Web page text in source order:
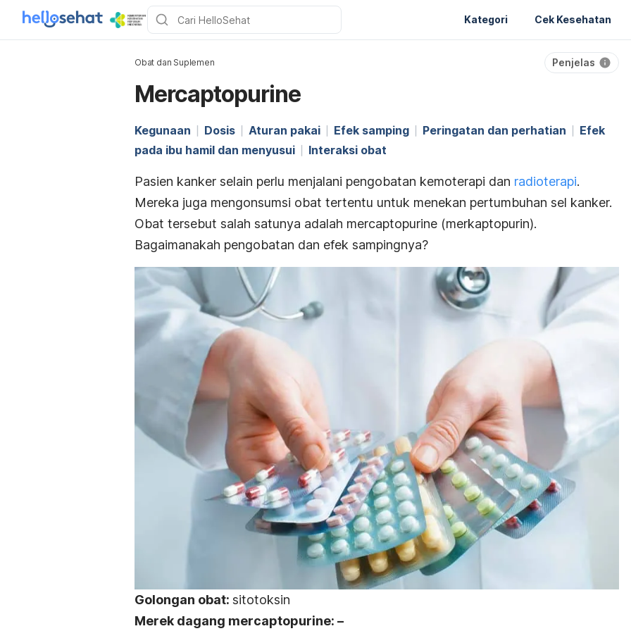
Kategori Cek Kesehatan
Obat dan Suplemen Penjelas
Mercaptopurine
Kegunaan Dosis Aturan pakai Efek samping Peringatan dan perhatian
Efek
pada ibu hamil dan menyusui
Interaksi obat
Pasien kanker selain perlu menjalani pengobatan kemoterapi dan radioterapi.
Mereka juga mengonsumsi obat tertentu untuk menekan pertumbuhan sel kanker.
Obat tersebut salah satunya adalah mercaptopurine (merkaptopurin).
Bagaimanakah pengobatan dan efek sampingnya?
Golongan obat: sitotoksin
Merek dagang mercaptopurine: –